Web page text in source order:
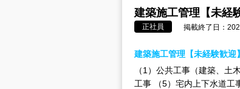
建築施工管理【未経
正社員 掲載終了日：
建築施工管理【未経験歓
（1）公共工事（建築、
工事 （5）宅内上下水道工